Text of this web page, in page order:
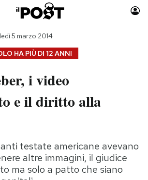
Auto
Moda
Consumismi
Media
Europa
HA PIÙ DI 12 ANNI
5 marzo 2014
i video
e il diritto alla
testate americane avevano
altre immagini, il giudice
ma solo a patto che siano